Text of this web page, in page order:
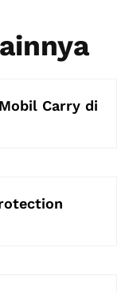
Carry di